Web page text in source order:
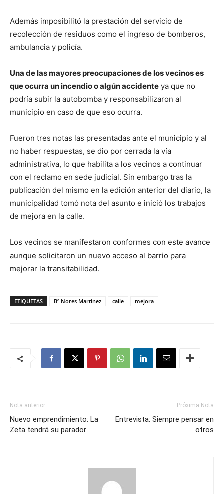
Además imposibilitó la prestación del servicio de
recolección de residuos como el ingreso de bomberos,
ambulancia y policía.
Una de las mayores preocupaciones de los vecinos es
que ocurra un incendio o algún accidente ya que no
podría subir la autobomba y responsabilizaron al
municipio en caso de que eso ocurra.
Fueron tres notas las presentadas ante el municipio y al
no haber respuestas, se dio por cerrada la vía
administrativa, lo que habilita a los vecinos a continuar
con el reclamo en sede judicial. Sin embargo tras la
publicación del mismo en la edición anterior del diario, la
municipalidad tomó nota del asunto e inició los trabajos
de mejora en la calle.
Los vecinos se manifestaron conformes con este avance
aunque solicitaron un nuevo acceso al barrio para
mejorar la transitabilidad.
ETIQUETAS Bº Nores Martinez calle mejora
Nota anterior
Nuevo emprendimiento: La
Zeta tendrá su parador
Próxima Nota
Entrevista: Siempre pensar en
otros